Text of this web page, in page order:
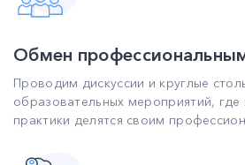
Обмен
Проводим дискуссии и круглые
образовательных мероприятий,
практики делятся своим